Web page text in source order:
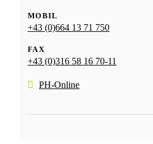
MOBIL
+43 (0)664 13 71 750
FAX
+43 (0)316 58 16 70-11
PH-Online